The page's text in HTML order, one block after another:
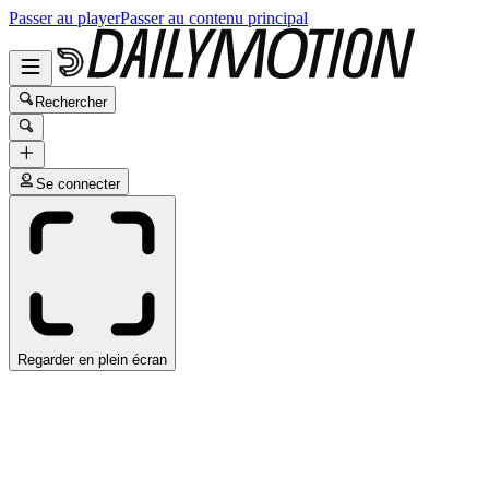
Passer au playerPasser au contenu principal
Rechercher
Se connecter
Regarder en plein écran